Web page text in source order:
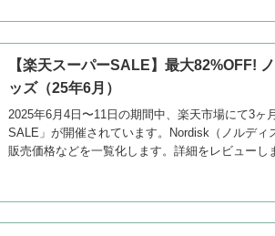
【楽天スーパーSALE】最大82%OFF!
ッズ（25年6月）
2025年6月4日〜11日の期間中、楽天市場にて3ヶ
SALE」が開催されています。Nordisk（ノルディ
販売価格などを一覧化します。詳細をレビューし